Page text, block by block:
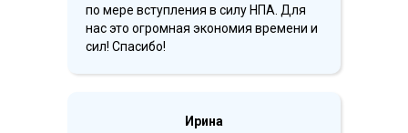
по мере вступления в силу НПА. Для
нас это огромная экономия времени и
сил! Спасибо!
Ирина